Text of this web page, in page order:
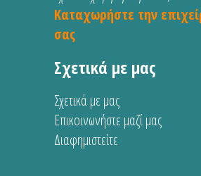
Καταχωρήστε την
σας
Σχετικά με μας
Σχετικά με μας
Επικοινωνήστε μαζί μας
Διαφημιστείτε